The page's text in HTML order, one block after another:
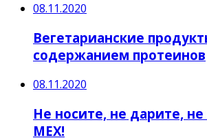
08.11.2020
Вегетарианские
содержанием протеинов
08.11.2020
Не носите, не дарите, не
МЕХ!